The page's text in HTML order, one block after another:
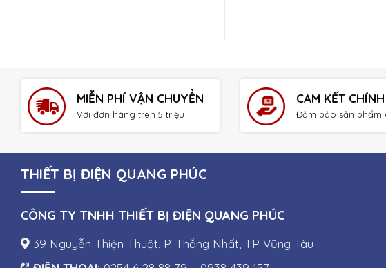
MIỄN PHÍ VẬN CHUYỂN
Với đơn hàng trên 5 triệu
CAM KẾT
Đảm bảo sản phẩm
THIẾT BỊ ĐIỆN QUANG PHÚC
CÔNG TY TNHH THIẾT BỊ ĐIỆN QUANG PHÚC
39 Nguyễn Thiện Thuật, P. Thắng Nhất, TP Vũng Tàu